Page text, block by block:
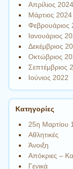
Απρίλιος 2024
Μάρτιος 2024
Φεβρουάριος
Ιανουάριος
Δεκέμβριος
Οκτώβριος
Σεπτέμβριος
Ιούνιος 2022
Kατηγορίες
25η Μαρτίου
Αθλητικές
Άνοιξη
Απόκριες –
Γενικά